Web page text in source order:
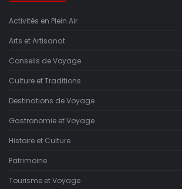
Activités en Plein Air
Arts et Artisanat
Conseils de Voyage
Culture et Traditions
Destinations de Voyage
Gastronomie et Voyage
Histoire et Culture
Patrimoine
Tourisme et Voyage